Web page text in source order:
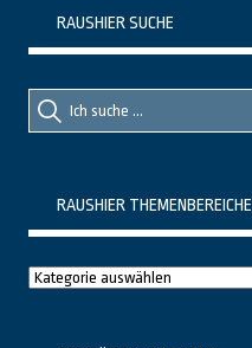
RAUSHIER SUCHE
Suche
nach::
Suche
nach:
RAUSHIER THEMENBEREICHE
Raushier